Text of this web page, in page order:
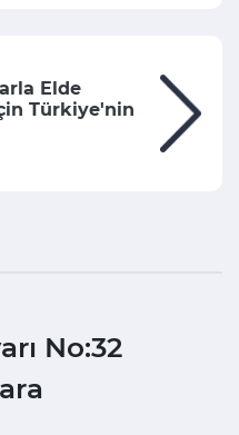
Elde
Türkiye'nin
No:32